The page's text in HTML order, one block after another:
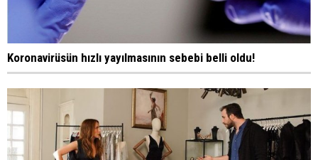
Koronavirüsün hızlı yayılmasının sebebi belli oldu!